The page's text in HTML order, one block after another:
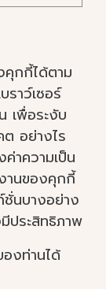
คุกกี้ได้ตาม
ราว์เซอร์
เพื่อระงับ
อย่างไร
าความเป็น
านของคุกกี้
นบางอย่าง
ประสิทธิภาพ
องท่านได้